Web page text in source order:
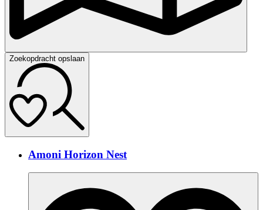
Zoekopdracht opslaan
Amoni Horizon Nest